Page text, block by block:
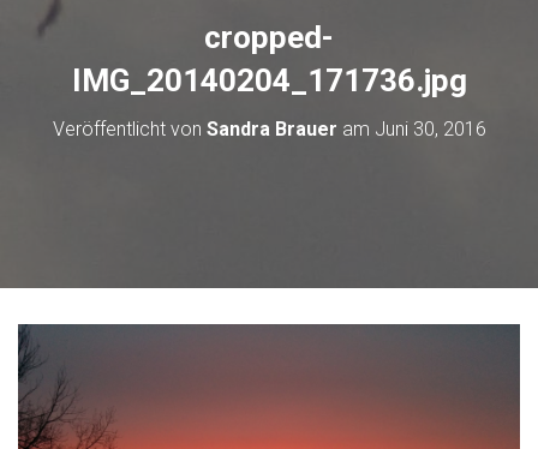
cropped-
IMG_20140204_171736.jpg
Veröffentlicht von Sandra Brauer am Juni 30, 2016